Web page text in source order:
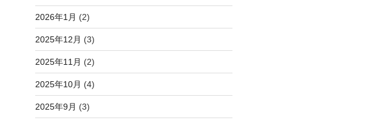
2026年1月 (2)
2025年12月 (3)
2025年11月 (2)
2025年10月 (4)
2025年9月 (3)